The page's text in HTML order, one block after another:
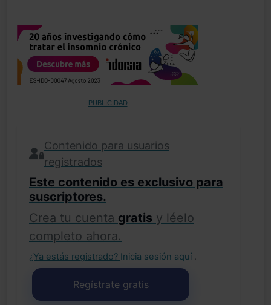
PUBLICIDAD
Contenido para usuarios
registrados
Este contenido es exclusivo para
suscriptores.
Crea tu cuenta gratis y léelo
completo ahora.
¿Ya estás registrado? Inicia sesión aquí .
Regístrate gratis